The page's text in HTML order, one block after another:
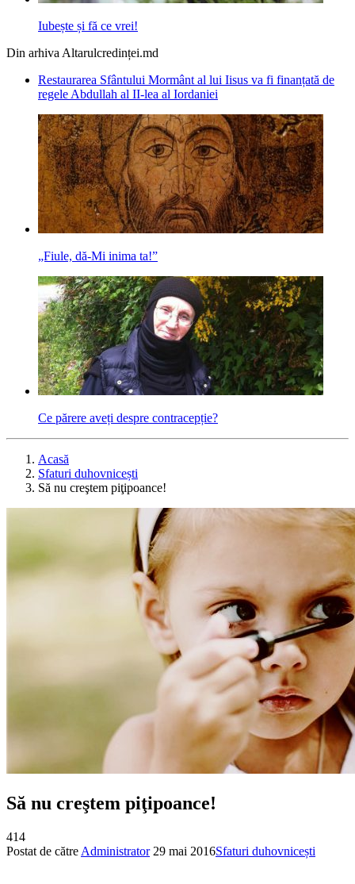
Iubește și fă ce vrei!
Din arhiva Altarulcredinței.md
Restaurarea Sfântului Mormânt al lui Iisus va fi finanțată de
regele Abdullah al II-lea al Iordaniei
„Fiule, dă-Mi inima ta!”
Ce părere aveți despre contracepție?
Acasă
Sfaturi duhovnicești
Să nu creştem piţipoance!
Să nu creştem piţipoance!
414
Postat de către Administrator 29 mai 2016Sfaturi duhovnicești